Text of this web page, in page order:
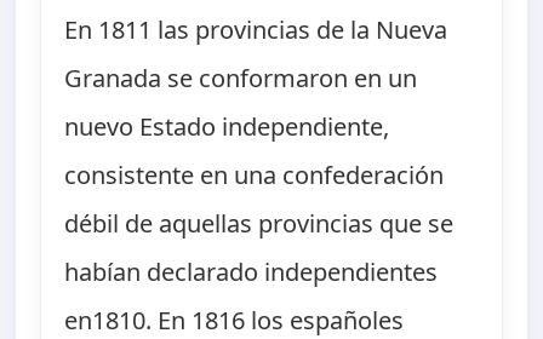
En 1811 las provincias de la Nueva
Granada se conformaron en un
nuevo Estado independiente,
consistente en una confederación
débil de aquellas provincias que se
habían declarado independientes
en1810. En 1816 los españoles